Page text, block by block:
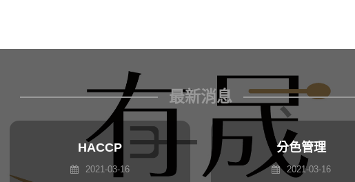
最新消息
HACCP
2021-03-16
分色管理
2021-03-16